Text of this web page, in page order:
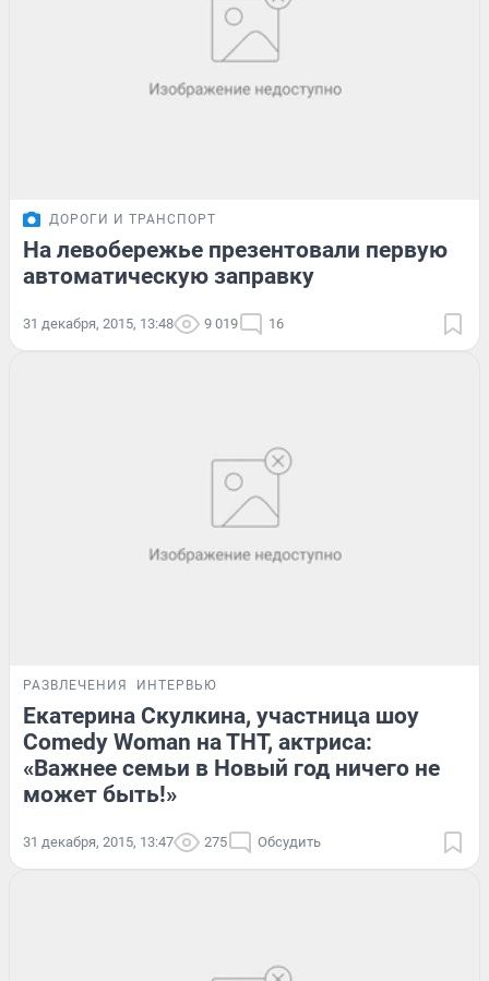
ДОРОГИ И ТРАНСПОРТ
На левобережье презентовали первую
автоматическую заправку
31 декабря, 2015, 13:48 9 019 16
РАЗВЛЕЧЕНИЯ ИНТЕРВЬЮ
Екатерина Скулкина, участница шоу
Comedy Woman на ТНТ, актриса:
«Важнее семьи в Новый год ничего не
может быть!»
31 декабря, 2015, 13:47 275 Обсудить